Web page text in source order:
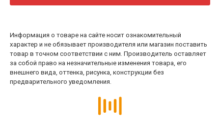
Информация о товаре на сайте носит ознакомительный
характер и не обязывает производителя или магазин поставить
товар в точном соответствии с ним. Производитель оставляет
за собой право на незначительные изменения товара, его
внешнего вида, оттенка, рисунка, конструкции без
предварительного уведомления.